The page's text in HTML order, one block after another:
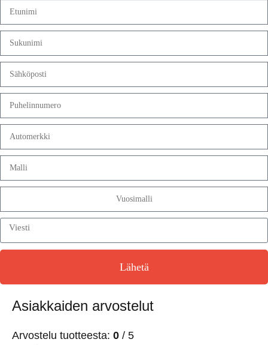
Lähetä
Asiakkaiden arvostelut
Arvostelu tuotteesta: 0 / 5